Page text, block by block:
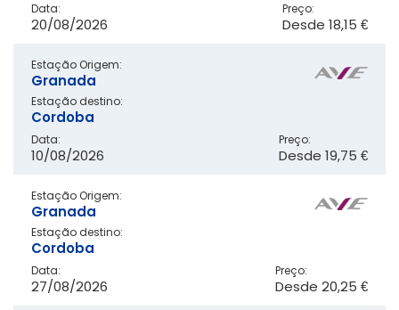
Data:
20/08/2026
Preço:
Desde 18,15 €
Estação Origem:
Granada
Estação destino:
Cordoba
Data:
10/08/2026
Preço:
Desde 19,75 €
Estação Origem:
Granada
Estação destino:
Cordoba
Data:
27/08/2026
Preço:
Desde 20,25 €